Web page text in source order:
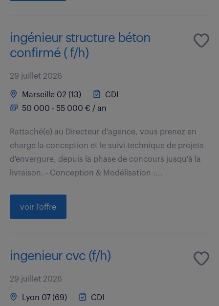
ingénieur structure béton
confirmé ( f/h)
29 juillet 2026
Marseille 02 (13)
CDI
50 000 - 55 000 € / an
Rattaché(e) au Directeur d'agence, vous prenez en
charge la conception et le suivi technique de projets
d'envergure, depuis la phase de concours jusqu'à la
livraison. - Conception & Modélisation :...
voir l'offre
ingenieur cvc (f/h)
29 juillet 2026
Lyon 07 (69)
CDI